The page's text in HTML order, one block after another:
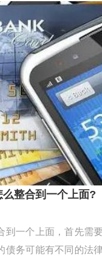
债务整合途径，如债务
整合到一个上面?
到一个上面，首先需
债务可能有不同的法